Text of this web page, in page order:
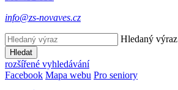
info@zs-novaves.cz
Hledaný výraz
Hledat
rozšířené vyhledávání
Facebook Mapa webu Pro seniory